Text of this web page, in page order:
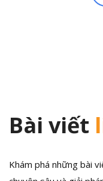
Bài viết
Khám phá những bài